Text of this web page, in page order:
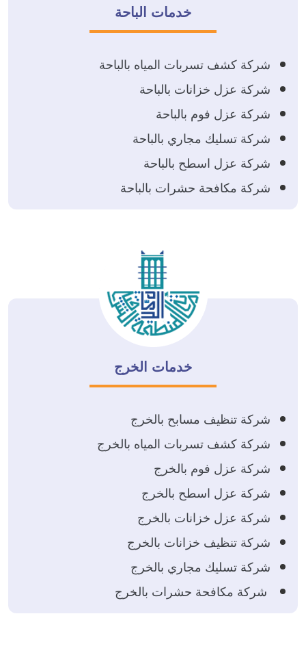
خدمات الباحة
شركة كشف تسربات المياه بالباحة
شركة عزل خزانات بالباحة
شركة عزل فوم بالباحة
شركة تسليك مجاري بالباحة
شركة عزل اسطح بالباحة
شركة مكافحة حشرات بالباحة
خدمات الخرج
شركة تنظيف مسابح بالخرج
شركة كشف تسربات المياه بالخرج
شركة عزل فوم بالخرج
شركة عزل اسطح بالخرج
شركة عزل خزانات بالخرج
شركة تنظيف خزانات بالخرج
شركة تسليك مجاري بالخرج
شركة مكافحة حشرات بالخرج